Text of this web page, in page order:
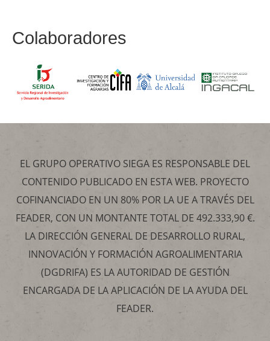
Colaboradores
EL GRUPO OPERATIVO SIEGA ES RESPONSABLE DEL
CONTENIDO PUBLICADO EN ESTA WEB. PROYECTO
COFINANCIADO EN UN 80% POR LA UE A TRAVÉS DEL
FEADER, CON UN MONTANTE TOTAL DE 492.333,90 €.
LA DIRECCIÓN GENERAL DE DESARROLLO RURAL,
INNOVACIÓN Y FORMACIÓN AGROALIMENTARIA
(DGDRIFA) ES LA AUTORIDAD DE GESTIÓN
ENCARGADA DE LA APLICACIÓN DE LA AYUDA DEL
FEADER.